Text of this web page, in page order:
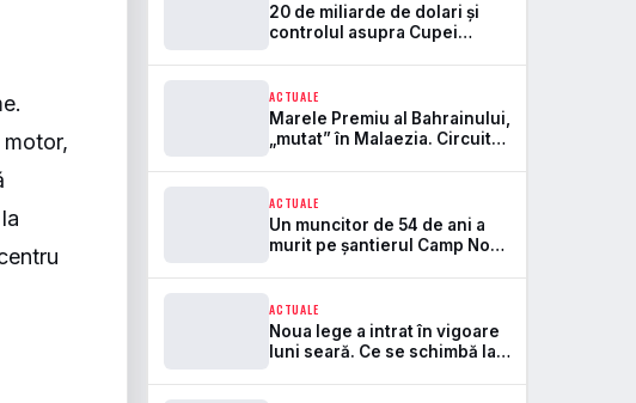
20 de miliarde de dolari și
controlul asupra Cupei
frontul dintre FIFA și UEFA
ACTUALE
Marele Premiu al Bahrainului,
„mutat” în Malaezia. Circuitul
după 7 ani
ACTUALE
Un muncitor de 54 de ani a
murit pe șantierul Camp Nou.
de la startul lucrărilor
ACTUALE
Noua lege a intrat în vigoare
luni seară. Ce se schimbă la
stadioane